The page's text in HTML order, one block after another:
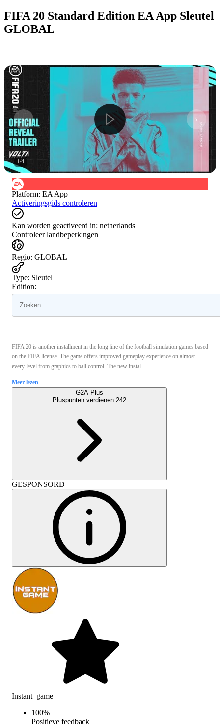
FIFA 20 Standard Edition EA App Sleutel
GLOBAL
1/4
Platform: EA App
Activeringsgids controleren
Kan worden geactiveerd in: netherlands
Controleer landbeperkingen
Regio: GLOBAL
Type: Sleutel
Edition:
FIFA 20 is another installment in the long line of the football simulation games based
on the FIFA license. The game offers improved gameplay experience on almost
every level from graphics to ball control. The new instal ...
Meer lezen
G2A Plus
Pluspunten verdienen:242
GESPONSORD
Instant_game
100%
Positieve feedback